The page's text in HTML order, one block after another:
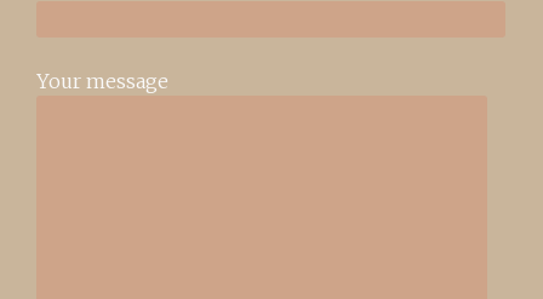
Your message